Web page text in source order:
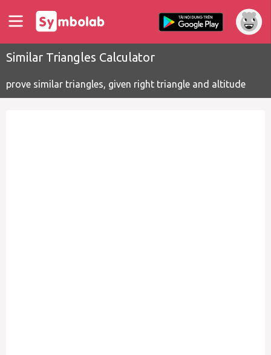
Similar Triangles Calculator
prove similar triangles, given right triangle and altitude